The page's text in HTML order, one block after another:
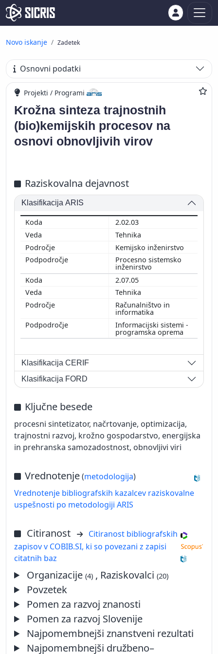
Novo iskanje Zadetek
Osnovni podatki
Projekti / Programi
Krožna sinteza trajnostnih
(bio)kemijskih procesov na
osnovi obnovljivih virov
Raziskovalna dejavnost
Klasifikacija ARIS
2.02.03
Tehnika
Kemijsko inženirstvo
Procesno sistemsko
inženirstvo
2.07.05
Tehnika
Računalništvo in
informatika
Informacijski sistemi -
programska oprema
Klasifikacija CERIF
Klasifikacija FORD
Ključne besede
procesni sintetizator, načrtovanje, optimizacija,
trajnostni razvoj, krožno gospodarstvo, energijska
in prehranska samozadostnost, obnovljivi viri
Vrednotenje(metodologija)
Vrednotenje bibliografskih kazalcev raziskovalne
uspešnosti po metodologiji ARIS
Citiranost
Citiranost bibliografskih
zapisov v COBIB.SI, ki so povezani z zapisi
citatnih baz
Organizacije(4) , Raziskovalci(20)
Povzetek
Pomen za razvoj znanosti
Pomen za razvoj Slovenije
Najpomembnejši znanstveni rezultati
Najpomembnejši družbeno–